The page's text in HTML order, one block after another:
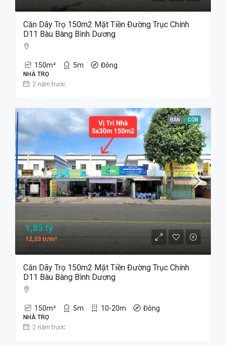
Căn Dãy Trọ 150m2 Mặt Tiền Đường Trục Chính
D11 Bàu Bàng Bình Dương
150m² 5m Đông
NHÀ TRỌ
2 năm trước
BÁN CÒN
1,85 tỷ
12,33 tr/m²
Căn Dãy Trọ 150m2 Mặt Tiền Đường Trục Chính
D11 Bàu Bàng Bình Dương
150m² 5m 10-20m Đông
NHÀ TRỌ
2 năm trước